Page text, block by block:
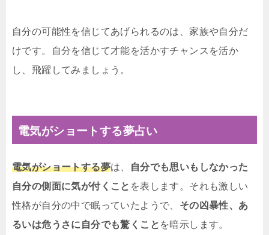
自分の可能性を信じてあげられるのは、家族や自分だ
けです。自分を信じて才能を活かすチャンスを活か
し、飛躍してみましょう。
電気がショートする夢占い
電気がショートする夢は、
自分でも思いもしなかった
自分の側面に気が付くこと を表します。それも激しい
性格が自分の中で眠っていたようで、 その凶暴性、あ
るいは危うさに自分でも驚くこと を暗示します。